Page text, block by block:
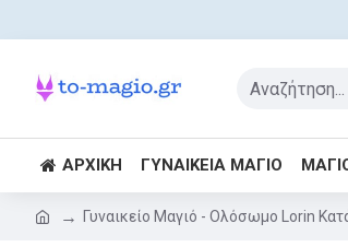
ΑΡΧΙΚΉ ΓΥΝΑΙΚΕΊΑ ΜΑΓΙΌ
Γυναικείο Μαγιό - Ολόσωμο Lorin